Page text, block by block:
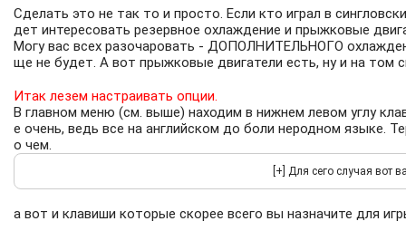
Сделать это не так то и просто. Если кто играл в
дет интересовать резервное охлаждение и прыжковые
Могу вас всех разочаровать - ДОПОЛНИТЕЛЬНОГО
ще не будет. А вот прыжковые двигатели есть, ну и на том
Итак лезем настраивать опции.
В главном меню (см. выше) находим в нижнем левом углу
е очень, ведь все на английском до боли неродном языке.
о чем.
а вот и клавиши которые скорее всего вы назначите для